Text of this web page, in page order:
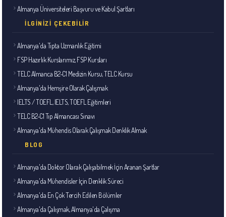
Almanya Üniversiteleri Başvuru ve Kabul Şartları
İLGINIZI ÇEKEBILIR
Almanya'da Tıpta Uzmanlık Eğitimi
FSP Hazırlık Kurslarımız, FSP Kursları
TELC Almanca B2-C1 Medizin Kursu, TELC Kursu
Almanya'da Hemşire Olarak Çalışmak
IELTS / TOEFL, IELTS, TOEFL Eğitimleri
TELC B2-C1 Tıp Almancası Sınavı
Almanya'da Mühendis Olarak Çalışmak Denklik Almak
BLOG
Almanya'da Doktor Olarak Çalışabilmek İçin Aranan Şartlar
Almanya'da Mühendisler İçin Denklik Süreci
Almanya'da En Çok Tercih Edilen Bölümler
Almanya'da Çalışmak, Almanya'da Çalışma